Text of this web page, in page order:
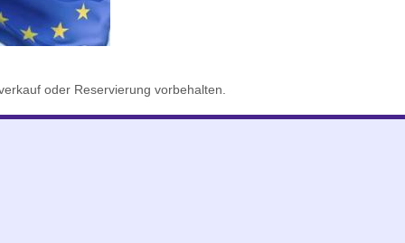
oder Reservierung vorbehalten.